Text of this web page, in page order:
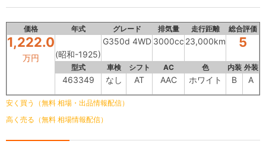
価格 年式 グレード 排気量 走行距離 総合評価
1,222.0
万円 (昭和-1925)
G350d 4WD 3000cc 23,000km 5
型式 車検 シフト AC 色 内装 外装
463349 なし AT AAC ホワイト B A
安く買う（無料 相場・出品情報配信）
高く売る（無料 相場情報配信）